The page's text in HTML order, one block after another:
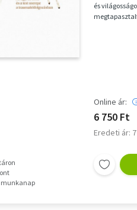
munkanap
és
Online ár:
6 750 Ft
Eredeti ár: